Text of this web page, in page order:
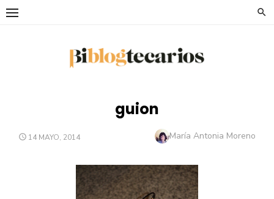
Saltar
guion
PUBLICADO
14 MAYO, 2014 Autor
María Antonia Moreno